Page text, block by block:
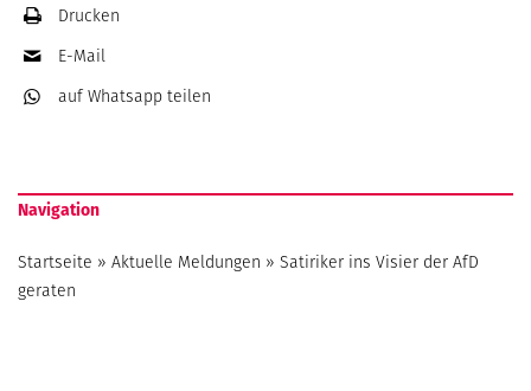
Drucken
E-Mail
auf Whatsapp teilen
Navigation
Startseite » Aktuelle Meldungen » Satiriker ins Visier der AfD
geraten